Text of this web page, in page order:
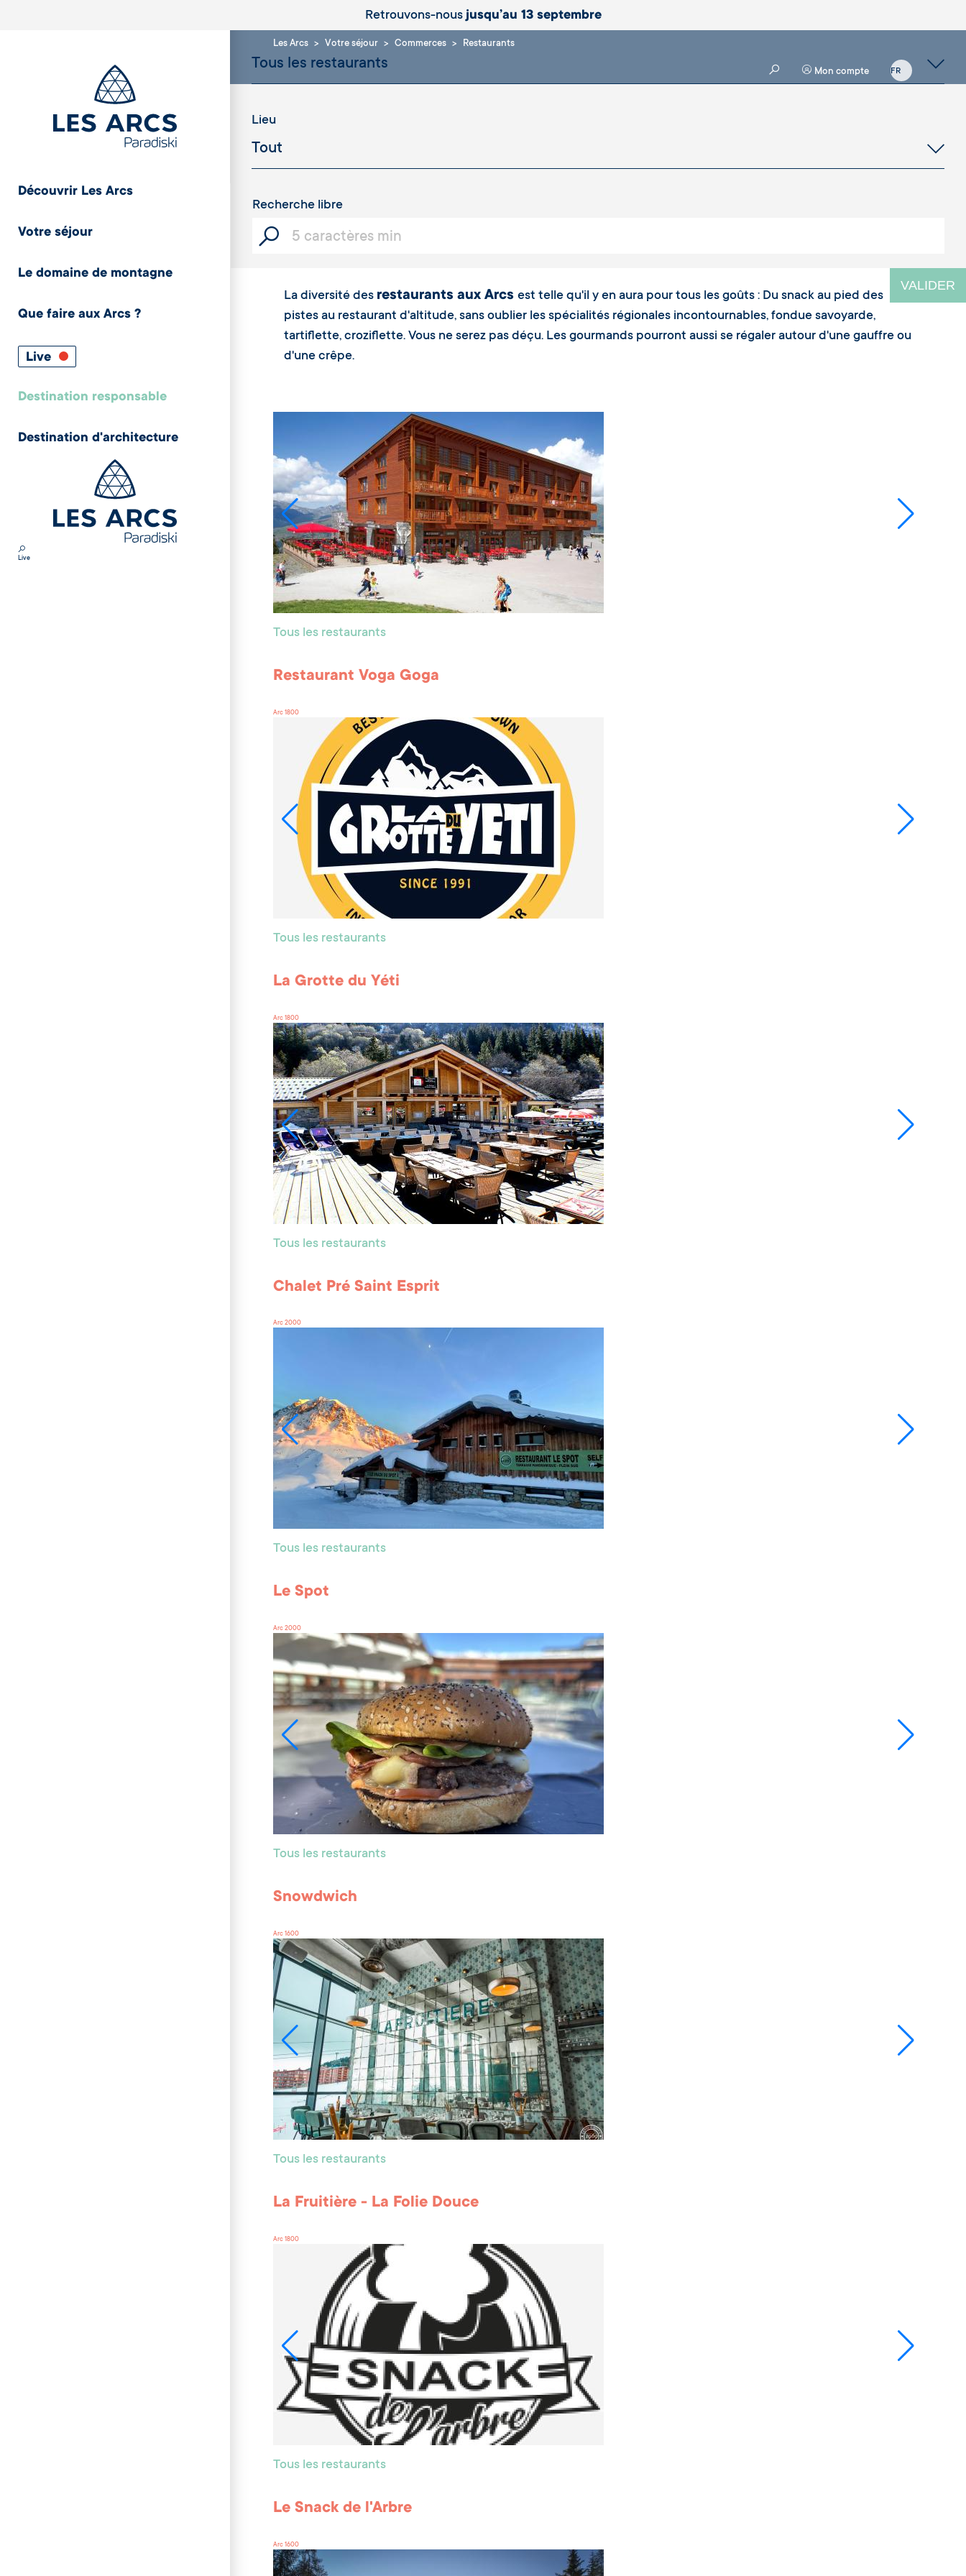
Retrouvons-nousjusqu’au 13 septembre
Découvrir Les Arcs
Votre séjour
Le domaine de montagne
Que faire aux Arcs ?
Live
Destination responsable
Destination d'architecture
Live
Les Arcs Votre séjour Commerces Restaurants
Mon compte
Lieu
Recherche libre
VALIDER
La diversité des restaurants aux Arcs est telle qu'il y en aura pour tous les goûts : Du snack au pied des
pistes au restaurant d'altitude, sans oublier les spécialités régionales incontournables, fondue savoyarde,
tartiflette, croziflette. Vous ne serez pas déçu. Les gourmands pourront aussi se régaler autour d'une gauffre ou
d'une crêpe.
Tous les restaurants
Restaurant Voga Goga
Arc 1800
Tous les restaurants
La Grotte du Yéti
Arc 1800
Tous les restaurants
Chalet Pré Saint Esprit
Arc 2000
Tous les restaurants
Le Spot
Arc 2000
Tous les restaurants
Snowdwich
Arc 1600
Tous les restaurants
La Fruitière - La Folie Douce
Arc 1800
Tous les restaurants
Le Snack de l'Arbre
Arc 1600